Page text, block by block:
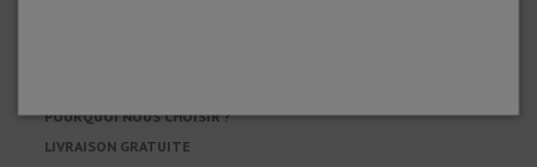
POURQUOI NOUS CHOISIR ?
LIVRAISON GRATUITE